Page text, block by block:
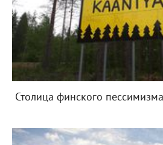
Столица финского пессимизма